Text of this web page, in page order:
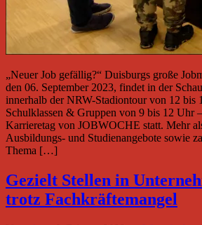
„Neuer Job gefällig?“ Duisburgs große
den 06. September 2023, findet in der
innerhalb der NRW-Stadiontour von 12 bis
Schulklassen & Gruppen von 9 bis 12 Uhr
Karrieretag von JOBWOCHE statt. Mehr
Ausbildungs- und Studienangebote sowie
Thema […]
Gezielt Stellen in
trotz Fachkräftemangel